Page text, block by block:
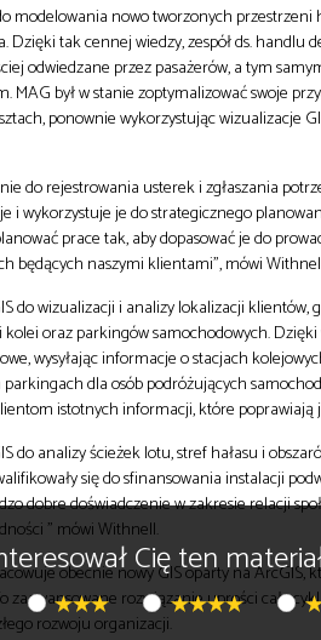
modelowania nowo tworzonych przestrzeni
tak cennej wiedzy, zespół ds. handlu
odwiedzane przez pasażerów, a tym
był w stanie zoptymalizować swoje
ponownie wykorzystując wizualizacje
do rejestrowania usterek i zgłaszania
wykorzystuje je do strategicznego
prace tak, aby dopasować je do
będących naszymi klientami”, mówi
do wizualizacji i analizy lokalizacji klientów,
oraz parkingów samochodowych.
wysyłając informacje o stacjach
dla osób podróżujących
istotnych informacji, które poprawiają
do analizy ścieżek lotu, stref hałasu i
się do sfinansowania instalacji
dobre doświadczenie w zakresie relacji
” mówi Withnell.
obecnie nowy GIS oparty na ArcGIS,
rozwiązanie uprości cały
rozwoju organizacji.
Cię ten